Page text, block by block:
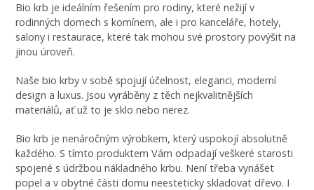
Bio krb je ideálním řešením pro rodiny, které nežijí v
rodinných domech s komínem, ale i pro kanceláře, hotely,
salony i restaurace, které tak mohou své prostory povýšit na
jinou úroveň.
Naše bio krby v sobě spojují účelnost, eleganci, moderní
design a luxus. Jsou vyráběny z těch nejkvalitnějších
materiálů, ať už to je sklo nebo nerez.
Bio krb je nenáročným výrobkem, který uspokojí absolutně
každého. S tímto produktem Vám odpadají veškeré starosti
spojené s údržbou nákladného krbu. Není třeba vynášet
popel a v obytné části domu neesteticky skladovat dřevo. I